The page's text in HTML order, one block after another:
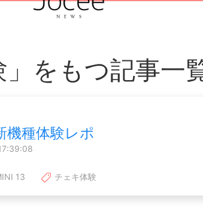
」をもつ記事一
機種体験レポ
13 チェキ体験